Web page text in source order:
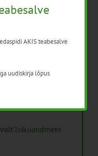
Isikuandmete
AKIS teabesalve
uudiskirja lõpus